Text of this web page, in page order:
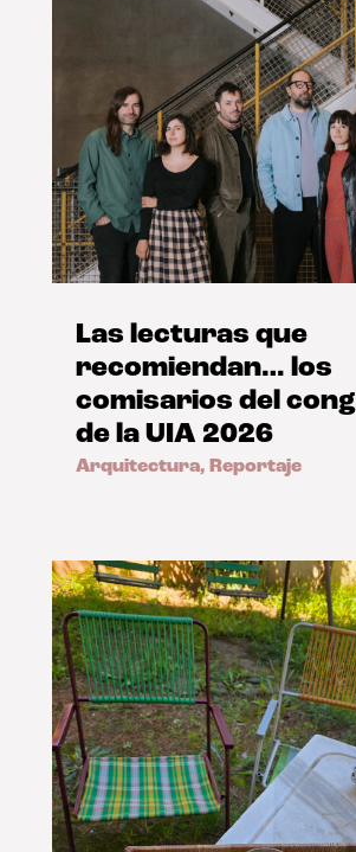
Las lecturas que
recomiendan… los
comisarios del
de la UIA 2026
Arquitectura, Reportaje